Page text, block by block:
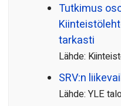
Tutkimus
tarkasti
Lähde:
SRV:n
Lähde: YLE